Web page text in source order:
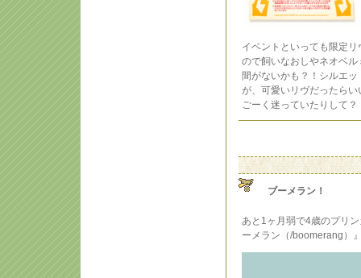
イベントといっても限定
ので飼いなおしやネオベ
間がないかも？！シルエ
が、可愛いリヴだったら
ごーく迷っていたりして？
ブーメラン！
あと1ヶ月弱で4歳のプリ
ーメラン（/boomerang）